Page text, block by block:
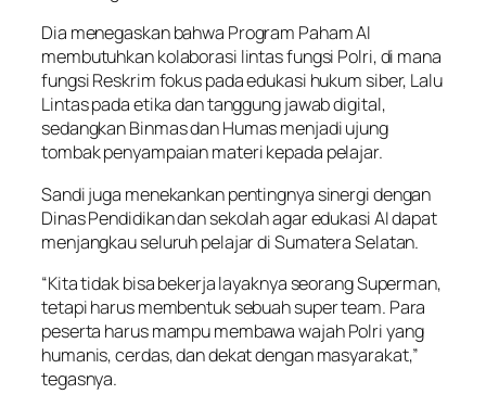
Dia menegaskan bahwa Program Paham AI
membutuhkan kolaborasi lintas fungsi Polri, di mana
fungsi Reskrim fokus pada edukasi hukum siber, Lalu
Lintas pada etika dan tanggung jawab digital,
sedangkan Binmas dan Humas menjadi ujung
tombak penyampaian materi kepada pelajar.
Sandi juga menekankan pentingnya sinergi dengan
Dinas Pendidikan dan sekolah agar edukasi AI dapat
menjangkau seluruh pelajar di Sumatera Selatan.
“Kita tidak bisa bekerja layaknya seorang Superman,
tetapi harus membentuk sebuah super team. Para
peserta harus mampu membawa wajah Polri yang
humanis, cerdas, dan dekat dengan masyarakat,”
tegasnya.